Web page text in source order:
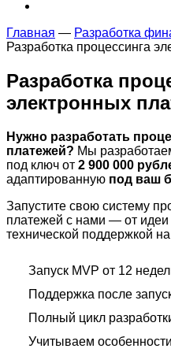
Главная — Разработка
Разработка процессинга
Разработка
электронных
Нужно разработать
платежей? Мы
под ключ от 2 900 000
адаптированную под ваш
Запустите свою систему
платежей с нами — от идеи
технической поддержкой
Запуск MVP от 12
Поддержка после
Полный цикл
Учитываем